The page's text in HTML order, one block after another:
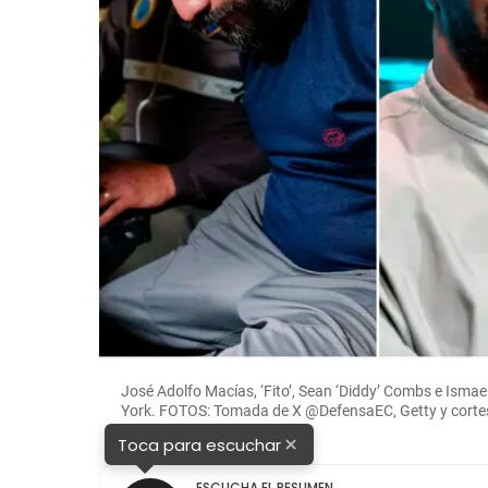
José Adolfo Macías, ‘Fito’, Sean ‘Diddy’ Combs e
York. FOTOS: Tomada de X @DefensaEC, Getty y
Toca para escuchar×